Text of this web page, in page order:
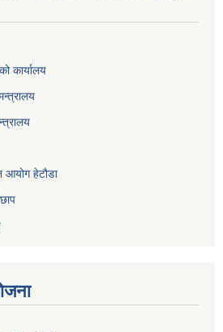
कार्यालय
आयोग हेटौडा